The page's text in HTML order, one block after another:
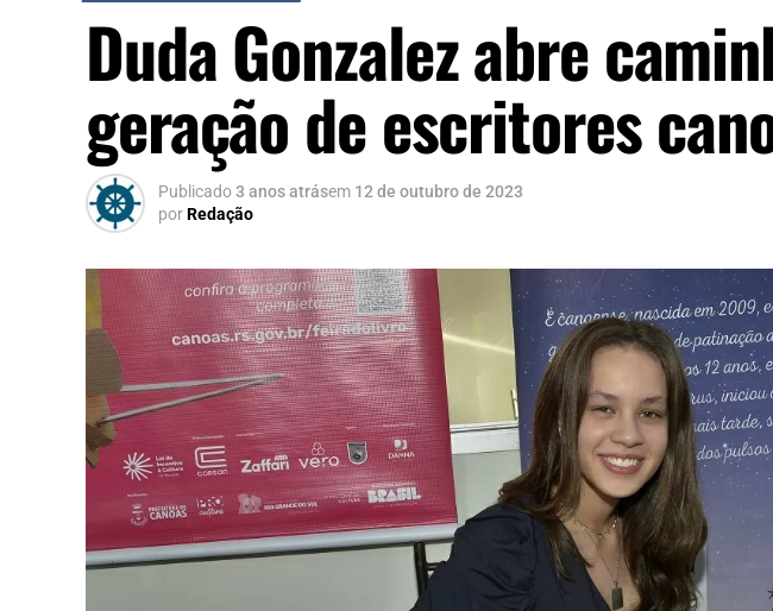
Duda Gonzalez abre
geração de escritores
Publicado3 anos atrásem 12 de outubro de 2023
porRedação